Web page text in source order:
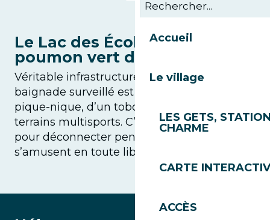
Accueil
Le village
LES GETS,
CHARME
CARTE
ACCÈS
Le Lac des Écoles : Le
poumon vert de l’été
Véritable infrastructure phare, ce lac de
baignade surveillé est entouré de zones de
pique-nique, d’un toboggan géant et de
terrains multisports. C’est l’endroit idéal
pour déconnecter pendant que les enfants
s’amusent en toute liberté.